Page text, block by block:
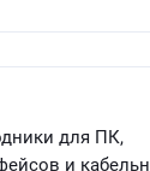
для ПК,
и